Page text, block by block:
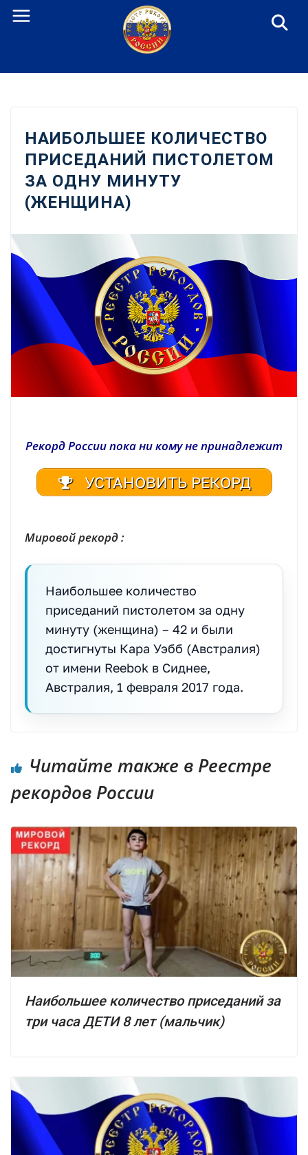
Перейти
НАИБОЛЬШЕЕ КОЛИЧЕСТВО
ПРИСЕДАНИЙ ПИСТОЛЕТОМ
ЗА ОДНУ МИНУТУ
(ЖЕНЩИНА)
Рекорд России пока ни кому не принадлежит
УСТАНОВИТЬ РЕКОРД
Мировой рекорд :
Наибольшее количество
приседаний пистолетом за одну
минуту (женщина) – 42 и были
достигнуты Кара Уэбб (Австралия)
от имени Reebok в Сиднее,
Австралия, 1 февраля 2017 года.
Читайте также в Реестре
рекордов России
Наибольшее количество приседаний за
три часа ДЕТИ 8 лет (мальчик)